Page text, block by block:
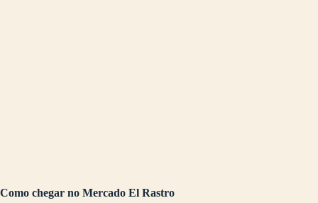
Como chegar no Mercado El Rastro